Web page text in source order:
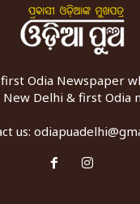
first Odia Newspaper
Delhi & first Odia
us: